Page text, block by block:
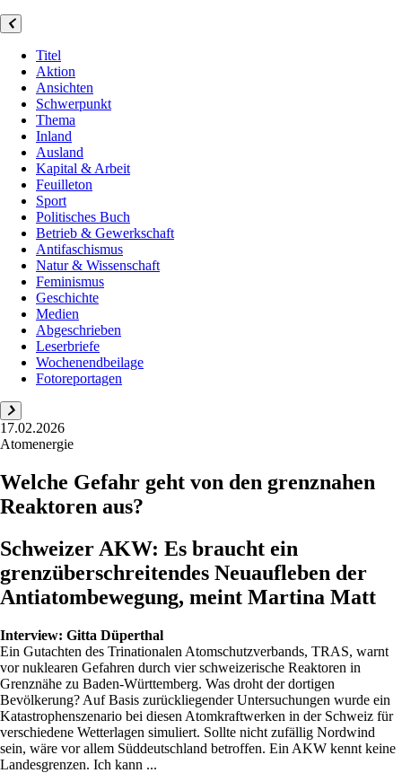
Titel
Aktion
Ansichten
Schwerpunkt
Thema
Inland
Ausland
Kapital & Arbeit
Feuilleton
Sport
Politisches Buch
Betrieb & Gewerkschaft
Antifaschismus
Natur & Wissenschaft
Feminismus
Geschichte
Medien
Abgeschrieben
Leserbriefe
Wochenendbeilage
Fotoreportagen
17.02.2026
Atomenergie
Welche Gefahr geht von den grenznahen
Reaktoren aus?
Schweizer AKW: Es braucht ein
grenzüberschreitendes Neuaufleben der
Antiatombewegung, meint Martina Matt
Interview: Gitta Düperthal
Ein Gutachten des Trinationalen Atomschutzverbands, TRAS, warnt
vor nuklearen Gefahren durch vier schweizerische Reaktoren in
Grenznähe zu Baden-Württemberg. Was droht der dortigen
Bevölkerung? Auf Basis zurückliegender Untersuchungen wurde ein
Katastrophenszenario bei diesen Atomkraftwerken in der Schweiz für
verschiedene Wetterlagen simuliert. Sollte nicht zufällig Nordwind
sein, wäre vor allem Süddeutschland betroffen. Ein AKW kennt keine
Landesgrenzen. Ich kann ...